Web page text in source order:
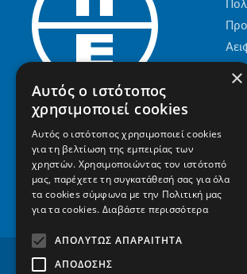
×
Αυτός ο ιστότοπος
χρησιμοποιεί cookies
Αυτός ο ιστότοπος χρησιμοποιεί cookies
για τη βελτίωση της εμπειρίας των
χρηστών. Χρησιμοποιώντας τον ιστότοπό
μας, παρέχετε τη συγκατάθεσή σας για όλα
τα cookies σύμφωνα με την Πολιτική μας
για τα cookies. Διαβάστε περισσότερα
ΑΠΟΛΎΤΩΣ ΑΠΑΡΑΊΤΗΤΑ
ΑΠΌΔΟΣΗΣ